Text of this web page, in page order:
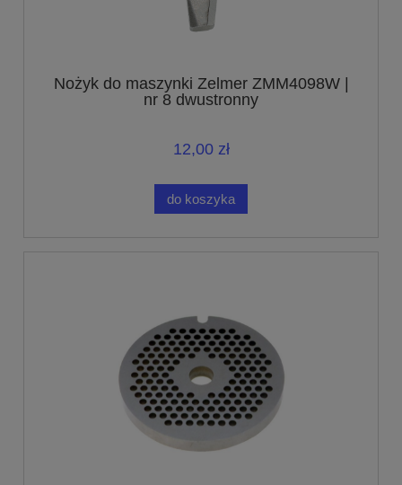
Nożyk do maszynki Zelmer ZMM4098W |
nr 8 dwustronny
12,00 zł
do koszyka